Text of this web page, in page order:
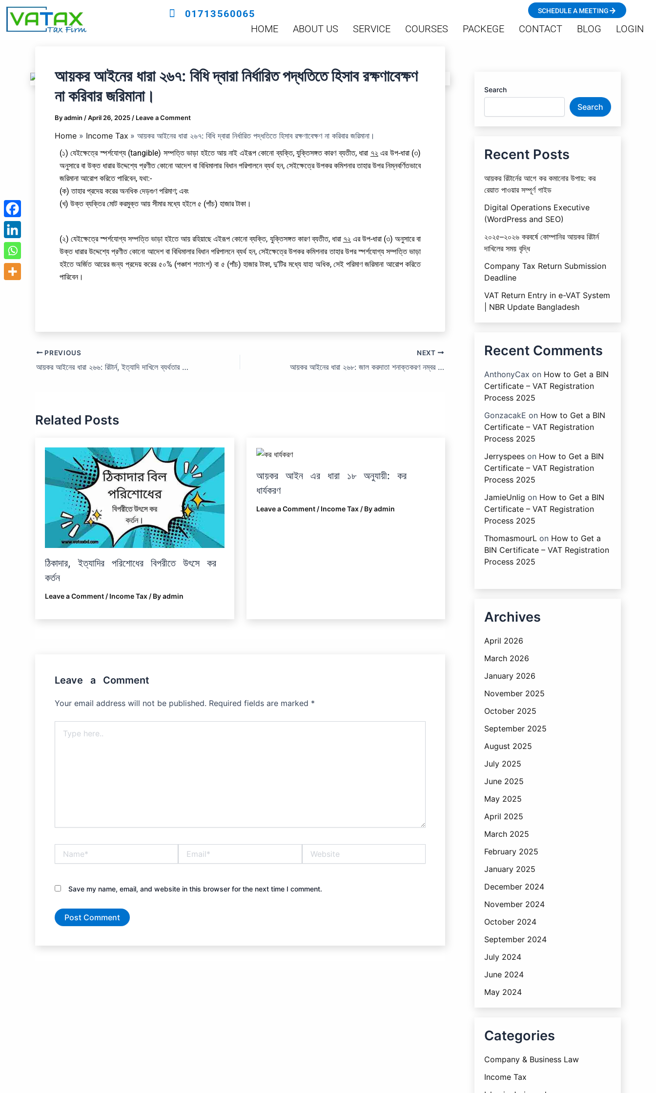
Skip
content
01713560065 SCHEDULE A MEETING
HOME ABOUT US SERVICE COURSES PACKEGE CONTACT BLOG LOGIN
আয়কর আইনের ধারা ২৬৭: বিধি দ্বারা নির্ধারিত পদ্ধতিতে হিসাব রক্ষণাবেক্ষণ
না করিবার জরিমানা।
Byadmin /April 26, 2025 / Leave a Comment
Home Income Tax আয়কর আইনের ধারা ২৬৭: বিধি দ্বারা নির্ধারিত পদ্ধতিতে হিসাব রক্ষণাবেক্ষণ না করিবার জরিমানা।
(১) যেইক্ষেত্রে স্পর্শযোগ্য (tangible) সম্পত্তি ভাড়া হইতে আয় নাই এইরূপ কোনো ব্যক্তি, যুক্তিসঙ্গত কারণ ব্যতীত, ধারা ৭২ এর উপ-ধারা (৩)
অনুসারে বা উক্ত ধারার উদ্দেশ্যে প্রণীত কোনো আদেশ বা বিধিমালার বিধান পরিপালনে ব্যর্থ হন, সেইক্ষেত্রে উপকর কমিশনার তাহার উপর নিম্নবর্ণিতভাবে
জরিমানা আরোপ করিতে পারিবেন, যথা:-
(ক) তাহার প্রদেয় করের অনধিক দেড়গুণ পরিমাণ; এবং
(খ) উক্ত ব্যক্তির মোট করমুক্ত আয় সীমার মধ্যে হইলে ৫ (পাঁচ) হাজার টাকা।
(২) যেইক্ষেত্রে স্পর্শযোগ্য সম্পত্তি ভাড়া হইতে আয় রহিয়াছে এইরূপ কোনো ব্যক্তি, যুক্তিসঙ্গত কারণ ব্যতীত, ধারা ৭২ এর উপ-ধারা (৩) অনুসারে বা
উক্ত ধারার উদ্দেশ্যে প্রণীত কোনো আদেশ বা বিধিমালার বিধান পরিপালনে ব্যর্থ হন, সেইক্ষেত্রে উপকর কমিশনার তাহার উপর স্পর্শযোগ্য সম্পত্তি ভাড়া
হইতে অর্জিত আয়ের জন্য প্রদেয় করের ৫০% (পঞ্চাশ শতাংশ) বা ৫ (পাঁচ) হাজার টাকা, দু’টির মধ্যে যাহা অধিক, সেই পরিমাণ জরিমানা আরোপ করিতে
পারিবেন।
PREVIOUS
আয়কর আইনের ধারা ২৬৬: রিটার্ন, ইত্যাদি দাখিলে ব্যর্থতার জন্য জরিমানা।
NEXT
আয়কর আইনের ধারা ২৬৮: জাল করদাতা শনাক্তকরণ নম্বর (টিআইএন) ব্যবহারের জন্য জরিমানা।
Related Posts
ঠিকাদার, ইত্যাদির পরিশোধের বিপরীতে উৎসে কর
কর্তন
Leave a Comment / Income Tax / Byadmin
আয়কর আইন এর ধারা ১৮ অনুযায়ী: কর
ধার্যকরণ
Leave a Comment / Income Tax/ Byadmin
Leave a Comment
Your email address will not be published. Required fields are marked *
here..
Save my name, email, and website in this browser for the next time I comment.
Search
Search
Recent Posts
আয়কর রিটার্নের আগে কর কমানোর উপায়: কর
রেয়াত পাওয়ার সম্পূর্ণ গাইড
Digital Operations Executive
(WordPress and SEO)
২০২৫–২০২৬ করবর্ষে কোম্পানির আয়কর রিটার্ন
দাখিলের সময় বৃদ্ধি
Company Tax Return Submission
Deadline
VAT Return Entry in e-VAT System
| NBR Update Bangladesh
Recent Comments
AnthonyCax on How to Get a BIN
Certificate – VAT Registration
Process 2025
GonzacakE on How to Get a BIN
Certificate – VAT Registration
Process 2025
Jerryspees on How to Get a BIN
Certificate – VAT Registration
Process 2025
JamieUnlig on How to Get a BIN
Certificate – VAT Registration
Process 2025
ThomasmourL on How to Get a
BIN Certificate – VAT Registration
Process 2025
Archives
April 2026
March 2026
January 2026
November 2025
October 2025
September 2025
August 2025
July 2025
June 2025
May 2025
April 2025
March 2025
February 2025
January 2025
December 2024
November 2024
October 2024
September 2024
July 2024
June 2024
May 2024
Categories
Company & Business Law
Income Tax